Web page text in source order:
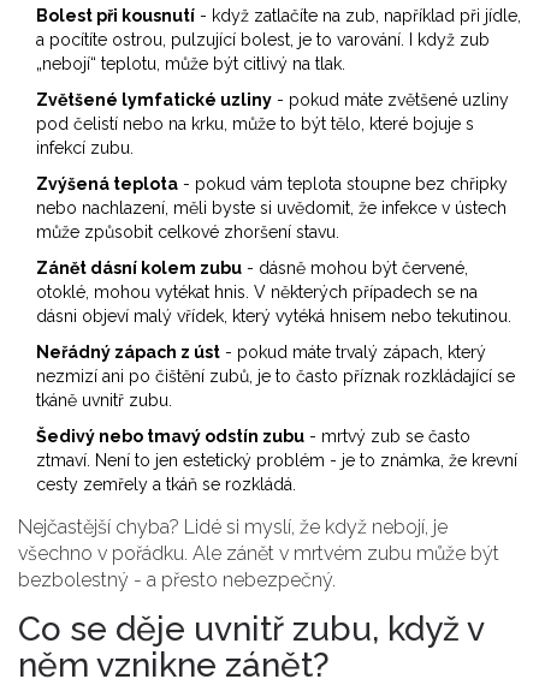
Bolest při kousnutí - když zatlačíte na zub, například při jídle,
a pocítíte ostrou, pulzující bolest, je to varování. I když zub
„nebojí“ teplotu, může být citlivý na tlak.
Zvětšené lymfatické uzliny - pokud máte zvětšené uzliny
pod čelistí nebo na krku, může to být tělo, které bojuje s
infekcí zubu.
Zvýšená teplota - pokud vám teplota stoupne bez chřipky
nebo nachlazení, měli byste si uvědomit, že infekce v ústech
může způsobit celkové zhoršení stavu.
Zánět dásní kolem zubu - dásně mohou být červené,
otoklé, mohou vytékat hnis. V některých případech se na
dásni objeví malý vřídek, který vytéká hnisem nebo tekutinou.
Neřádný zápach z úst - pokud máte trvalý zápach, který
nezmizí ani po čištění zubů, je to často příznak rozkládající se
tkáně uvnitř zubu.
Šedivý nebo tmavý odstín zubu - mrtvý zub se často
ztmaví. Není to jen estetický problém - je to známka, že krevní
cesty zemřely a tkáň se rozkládá.
Nejčastější chyba? Lidé si myslí, že když nebojí, je
všechno v pořádku. Ale zánět v mrtvém zubu může být
bezbolestný - a přesto nebezpečný.
Co se děje uvnitř zubu, když v
něm vznikne zánět?